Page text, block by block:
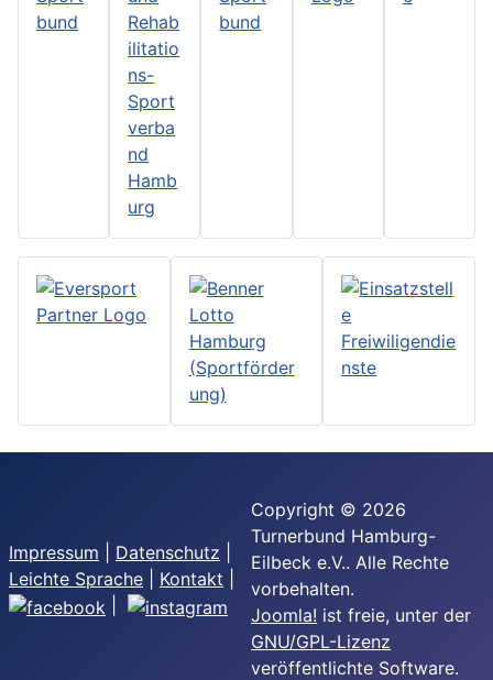
Impressum Datenschutz
Leichte Sprache
Kontakt
Copyright © 2026
Turnerbund Hamburg-
Eilbeck e.V.. Alle Rechte
vorbehalten.
Joomla! ist freie, unter der
GNU/GPL-Lizenz
veröffentlichte Software.